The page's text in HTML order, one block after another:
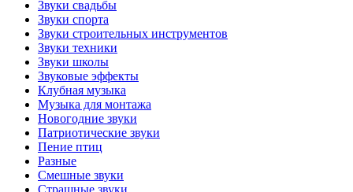
Звуки свадьбы
Звуки спорта
Звуки строительных инструментов
Звуки техники
Звуки школы
Звуковые эффекты
Клубная музыка
Музыка для монтажа
Новогодние звуки
Патриотические звуки
Пение птиц
Разные
Смешные звуки
Страшные звуки